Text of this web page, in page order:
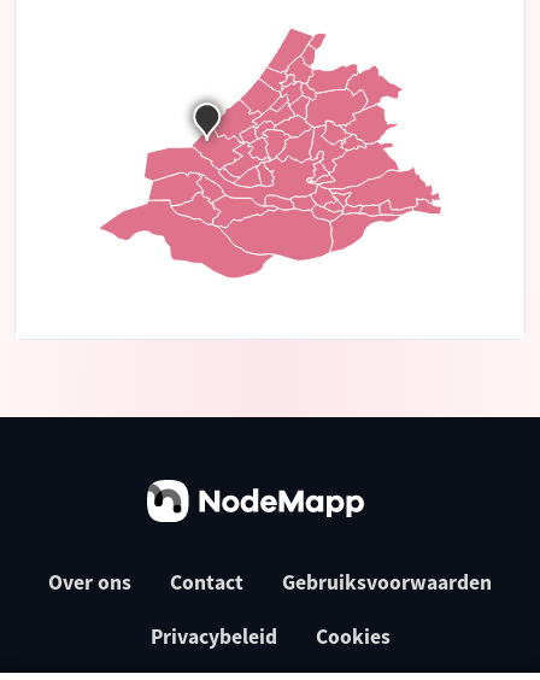
Over ons Contact Gebruiksvoorwaarden
Privacybeleid Cookies